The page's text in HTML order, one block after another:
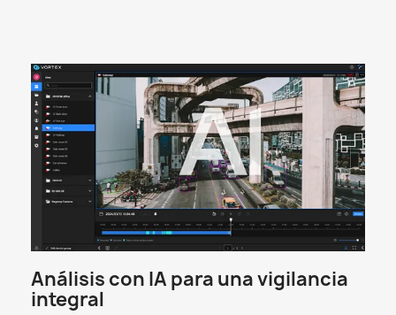
Análisis con IA para una vigilancia
integral